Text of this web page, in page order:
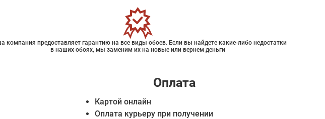
компания предоставляет гарантию на все виды обоев. Если вы найдете какие-либо недостатки
в наших обоях, мы заменим их на новые или вернем деньги
Оплата
Картой онлайн
Оплата курьеру при получении